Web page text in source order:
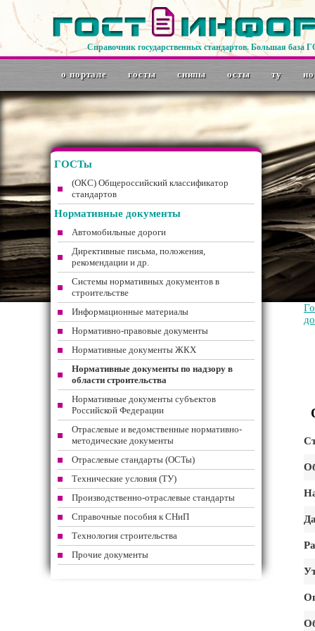
Справочник государственных стандартов. Большая база
о портале госты снипы осты ту
ГОСТы
(ОКС) Общероссийский классификатор
стандартов
Нормативные документы
Автомобильные дороги
Директивные письма, положения,
рекомендации и др.
Системы нормативных документов в
строительстве
Информационные материалы
Нормативно-правовые документы
Нормативные документы ЖКХ
Нормативные документы по надзору в
области строительства
Нормативные документы субъектов
Российской Федерации
Отраслевые и ведомственные нормативно-
методические документы
Отраслевые стандарты (ОСТы)
Технические условия (ТУ)
Производственно-отраслевые стандарты
Справочные пособия к СНиП
Технология строительства
Прочие документы